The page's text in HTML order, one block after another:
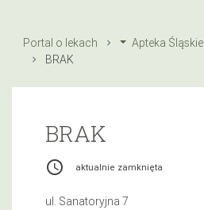
Portal o lekach Apteka Śląskie
BRAK
BRAK
access_time aktualnie zamknięta
ul. Sanatoryjna 7